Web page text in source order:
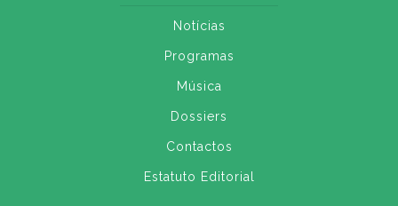
Notícias
Programas
Música
Dossiers
Contactos
Estatuto Editorial